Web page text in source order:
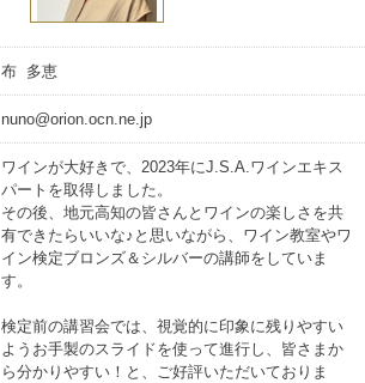
布 多恵
nuno@orion.ocn.ne.jp
ワインが大好きで、2023年にJ.S.A.ワインエキス
パートを取得しました。
その後、地元高知の皆さんとワインの楽しさを共
有できたらいいな♪と思いながら、ワイン教室やワ
イン検定ブロンズ＆シルバーの講師をしていま
す。
検定前の講習会では、視覚的に印象に残りやすい
ようお手製のスライドを使って進行し、皆さまか
ら分かりやすい！と、ご好評いただいておりま